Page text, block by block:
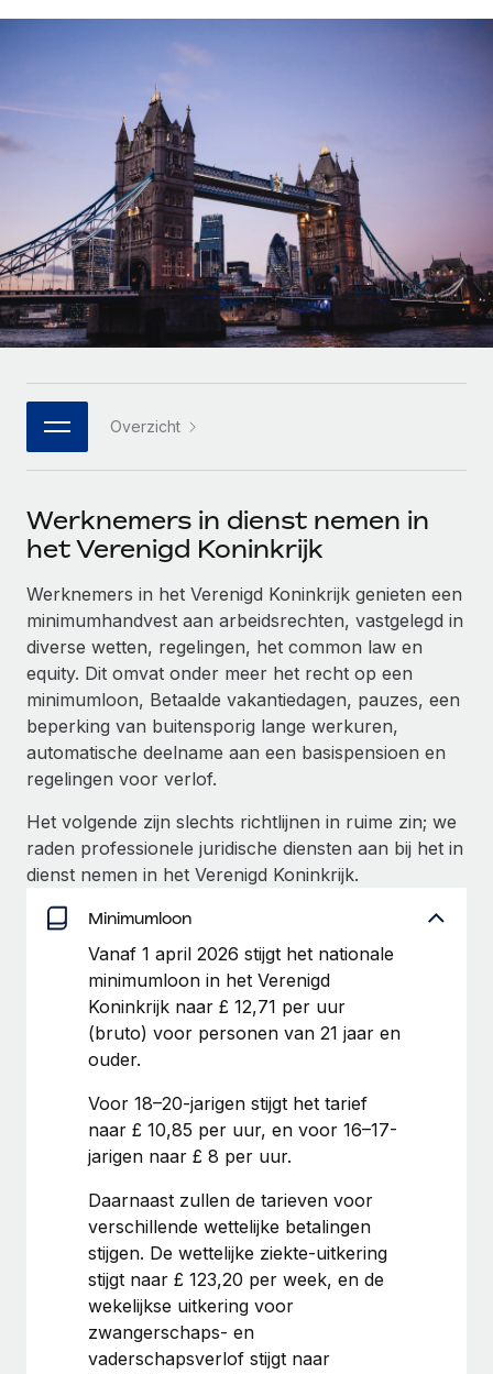
INFRASTRUCTUUR
Remote Embedded
HR naadloos in workflows integreren
Platform
Ingebouwde essentiële HR-functies voor je team
Verbinden
Nieuw
Integraties
Processen stroomlijnen met essentiële zakelijke tools
Vraag een expert
Krijg hulp van global HR- en juridische experts
Achtergrondonderzoek
Vereenvoudig het screeningsproces van
kandidaten
Compliance Watchtower
Blijf compliance-risico's voor
Apparaatbeheer
Lever en track wereldwijd IT-middelen
Entiteiten oprichten
Mobiliteit en overplaatsing
Plaats werknemers moeiteloos over
Secundaire arbeidsvoorwaarden
Eenvoudig secundaire arbeidsvoorwaarden
beheren
Start-ups
Flexibele global HR en payroll solutions voor groeiende
bedrijven
Mid-market
Teams uitbreiden met HR solutions op maat
Enterprise
Global HR voor grote bedrijven
Strategische technologiepartners
Integreer global HR flexibel in je platform
Een partner worden
Remote Build
Binnenkort beschikbaar
CASESTUDY'S
Betalingscalculator voor zzp'ers
Ontdek valuta-opties en betaalsnelheden voor
internationale zzp'ers
LEREN MET REMOTE
Onderzoek en gidsen
Casestudy's
HR-woordenlijst
Checklists en templates
Webinars
Evenementen
Inzicht in salaris en talent
Support
Alle bronnen bekijken
BLOG
Global Payroll
EOR en PEO
Contractor Management
Belastingen
Naar de blog
integraties en Contractor Management Plus
Het blijft de missie van Remote om alle soorten bedrijven
te helpen bij het aannemen, beheren en...
Meer informatie
Hoe Phiture 55 werknemers in 19 landen
beheert met Remote
Phiture, een toonaangevende leider in de wereldwijde
Deutsch
Italiano
Português (Portugal)
中文（简体）
Overzicht
Werknemers in dienst nemen in
het Verenigd Koninkrijk
Werknemers in het Verenigd Koninkrijk genieten een
minimumhandvest aan arbeidsrechten, vastgelegd in
diverse wetten, regelingen, het common law en
equity. Dit omvat onder meer het recht op een
minimumloon, Betaalde vakantiedagen, pauzes, een
beperking van buitensporig lange werkuren,
automatische deelname aan een basispensioen en
regelingen voor verlof.
Het volgende zijn slechts richtlijnen in ruime zin; we
raden professionele juridische diensten aan bij het in
dienst nemen in het Verenigd Koninkrijk.
Minimumloon
Vanaf 1 april 2026 stijgt het nationale
minimumloon in het Verenigd
Koninkrijk naar £ 12,71 per uur
(bruto) voor personen van 21 jaar en
ouder.
Voor 18–20-jarigen stijgt het tarief
naar £ 10,85 per uur, en voor 16–17-
jarigen naar £ 8 per uur.
Daarnaast zullen de tarieven voor
verschillende wettelijke betalingen
stijgen. De wettelijke ziekte-uitkering
stijgt naar £ 123,20 per week, en de
wekelijkse uitkering voor
zwangerschaps- en
vaderschapsverlof stijgt naar